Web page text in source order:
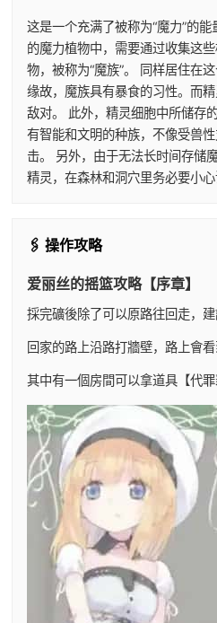
这是一个充满了被称为“魔力”的
的魔力植物中，需要通过收集这
物，被称为“魔族”。 同样居住在
缘故，魔族具有暴食的习性。而
敌对。 此外，精灵细胞中所储存
有智能和文明的种族，不像受兽
击。 另外，由于无法长时间存储
精灵，在森林和洞穴里务必要小心
🖇️ 操作攻略
爱丽丝的摇篮攻略【序章】
採完礦後除了可以原路往回走，
回家的路上沿路打牆壁，路上會
其中有一個房間可以拿道具【代罪